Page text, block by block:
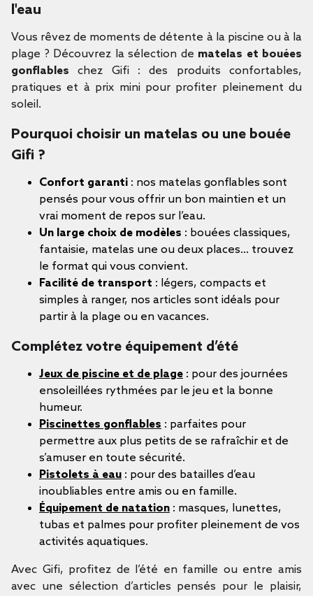
l'eau
Vous rêvez de moments de détente à la piscine ou à la
plage ? Découvrez la sélection de matelas et bouées
gonflables chez Gifi : des produits confortables,
pratiques et à prix mini pour profiter pleinement du
soleil.
Pourquoi choisir un matelas ou une bouée
Gifi ?
Confort garanti : nos matelas gonflables sont
pensés pour vous offrir un bon maintien et un
vrai moment de repos sur l’eau.
Un large choix de modèles : bouées classiques,
fantaisie, matelas une ou deux places… trouvez
le format qui vous convient.
Facilité de transport : légers, compacts et
simples à ranger, nos articles sont idéals pour
partir à la plage ou en vacances.
Complétez votre équipement d’été
Jeux de piscine et de plage : pour des journées
ensoleillées rythmées par le jeu et la bonne
humeur.
Piscinettes gonflables : parfaites pour
permettre aux plus petits de se rafraîchir et de
s’amuser en toute sécurité.
Pistolets à eau : pour des batailles d’eau
inoubliables entre amis ou en famille.
Équipement de natation : masques, lunettes,
tubas et palmes pour profiter pleinement de vos
activités aquatiques.
Avec Gifi, profitez de l’été en famille ou entre amis
avec une sélection d’articles pensés pour le plaisir,